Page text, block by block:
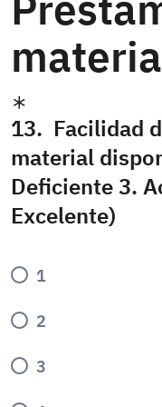
13. Facilidad
material
Deficiente 3.
Excelente)
1
2
3